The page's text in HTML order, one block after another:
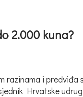
2.000 kuna?
razinama i
Hrvatske